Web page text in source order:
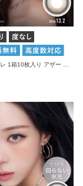
OTHER 1day ロレ 1箱10枚入り アザー カラコン